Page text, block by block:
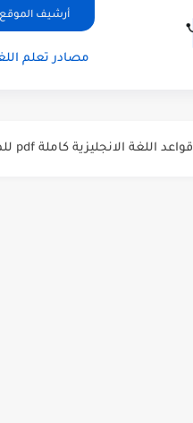
أرشيف الموقع
مصادر تعلم
أزمنة اللغة الانجليزية: شرح مبسط